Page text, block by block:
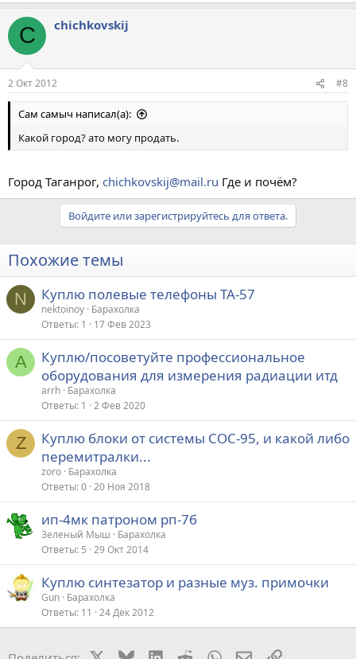
C chichkovskij
2 Окт 2012 #8
Сам самыч написал(а):
Какой город? ато могу продать.
Город Таганрог, chichkovskij@mail.ru Где и почём?
Войдите или зарегистрируйтесь для ответа.
Похожие темы
N Куплю полевые телефоны ТА-57
nektoinoy Барахолка
Ответы 1 17 Фев 2023
A
Куплю/посоветуйте профессиональное
оборудования для измерения радиации итд
arrh Барахолка
Ответы 1 2 Фев 2020
Z
Куплю блоки от системы СОС-95, и какой либо
перемитралки...
zoro Барахолка
Ответы 0 20 Ноя 2018
ип-4мк патроном рп-7б
Зеленый Мыш
Барахолка
Ответы 5 29 Окт 2014
Куплю синтезатор и разные муз. примочки
Gun Барахолка
Ответы 11 24 Дек 2012
BlueskyLinkedIn
RedditWhatsAppЭлектронная
Ссылка